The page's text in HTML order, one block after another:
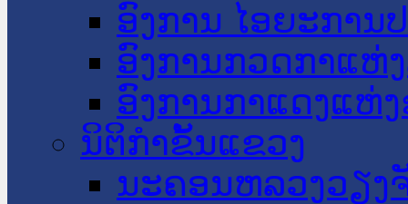
ອົງການ ໄອຍະການ
ອົງການກວດກາແຫ່
ອົງການກາແດງແຫ່
ນິຕິກໍາຂັ້ນແຂວງ
ນະ​ຄອນ​ຫລວງວຽງ